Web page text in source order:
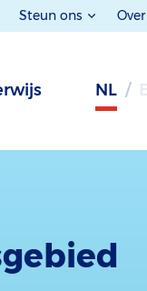
Steun ons Over
NL